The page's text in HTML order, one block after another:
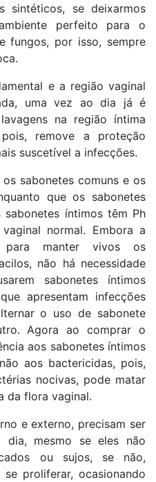
sintéticos, se deixarmos
perfeito para o
fungos, por isso, sempre
e a região vaginal
uma vez ao dia já é
na região íntima
remove a proteção
suscetível a infecções.
sabonetes comuns e os
que os sabonetes
íntimos têm Ph
normal. Embora a
para manter vivos os
não há necessidade
sabonetes íntimos
apresentam infecções
o uso de sabonete
Agora ao comprar o
aos sabonetes íntimos
aos bactericidas, pois,
nocivas, pode matar
da flora vaginal.
e externo, precisam ser
dia, mesmo se eles não
ou sujos, se não,
proliferar, ocasionando